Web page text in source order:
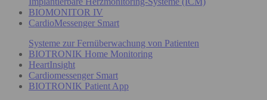
BIOMONITOR IV
CardioMessenger Smart
Systeme zur Fernüberwachung von Patienten
BIOTRONIK Home Monitoring
HeartInsight
Cardiomessenger Smart
BIOTRONIK Patient App